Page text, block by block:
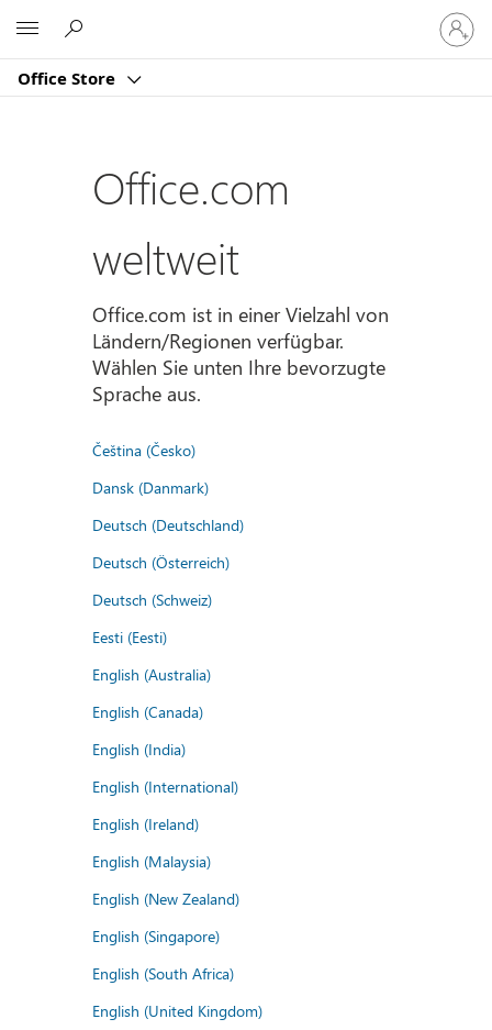
Office Store
Bei
Ihrem
Konto
Office.com
weltweit
Office.com ist in einer Vielzahl von
Ländern/Regionen verfügbar.
Wählen Sie unten Ihre bevorzugte
Sprache aus.
Čeština (Česko)
Dansk (Danmark)
Deutsch (Deutschland)
Deutsch (Österreich)
Deutsch (Schweiz)
Eesti (Eesti)
English (Australia)
English (Canada)
English (India)
English (International)
English (Ireland)
English (Malaysia)
English (New Zealand)
English (Singapore)
English (South Africa)
English (United Kingdom)